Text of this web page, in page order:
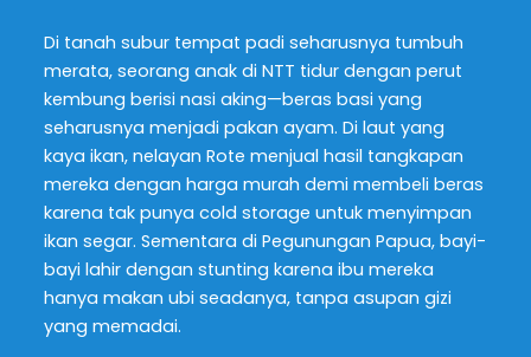
Di tanah subur tempat padi seharusnya tumbuh
merata, seorang anak di NTT tidur dengan perut
kembung berisi nasi aking—beras basi yang
seharusnya menjadi pakan ayam. Di laut yang
kaya ikan, nelayan Rote menjual hasil tangkapan
mereka dengan harga murah demi membeli beras
karena tak punya cold storage untuk menyimpan
ikan segar. Sementara di Pegunungan Papua, bayi-
bayi lahir dengan stunting karena ibu mereka
hanya makan ubi seadanya, tanpa asupan gizi
yang memadai.